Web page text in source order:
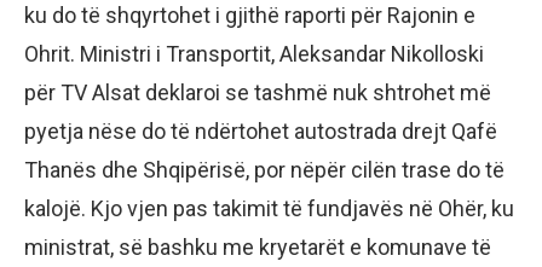
ku do të shqyrtohet i gjithë raporti për Rajonin e
Ohrit. Ministri i Transportit, Aleksandar Nikolloski
për TV Alsat deklaroi se tashmë nuk shtrohet më
pyetja nëse do të ndërtohet autostrada drejt Qafë
Thanës dhe Shqipërisë, por nëpër cilën trase do të
kalojë. Kjo vjen pas takimit të fundjavës në Ohër, ku
ministrat, së bashku me kryetarët e komunave të